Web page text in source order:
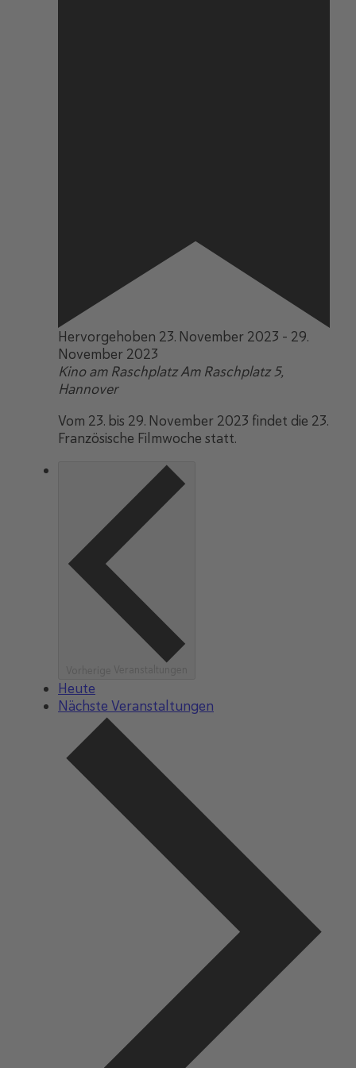
Hervorgehoben 23. November 2023 - 29.
November 2023
Kino am RaschplatzAm Raschplatz 5,
Hannover
Vom 23. bis 29. November 2023 findet die 23.
Französische Filmwoche statt.
Heute
Nächste Veranstaltungen